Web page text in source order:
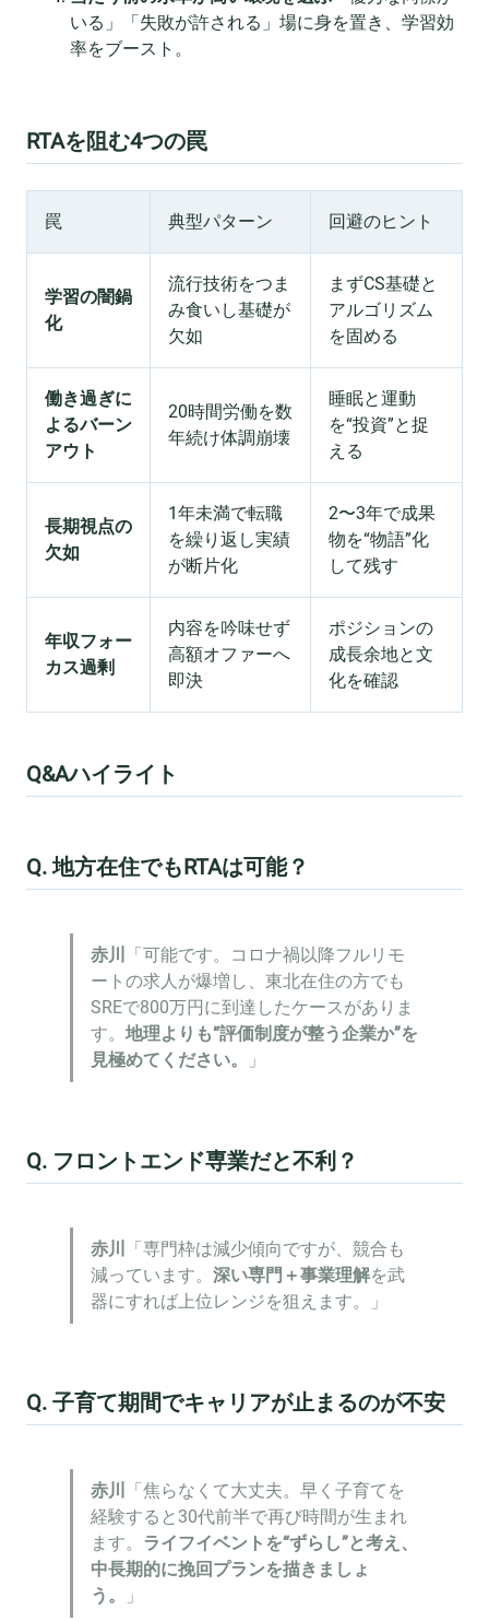
いる」「失敗が許される」場に身を置き、学習効
率をブースト。
RTAを阻む4つの罠
罠 典型パターン 回避のヒント
学習の闇鍋
化
流行技術をつま
み食いし基礎が
欠如
まずCS基礎と
アルゴリズム
を固める
働き過ぎに
よるバーン
アウト
20時間労働を数
年続け体調崩壊
睡眠と運動
を“投資”と捉
える
長期視点の
欠如
1年未満で転職
を繰り返し実績
が断片化
2〜3年で成果
物を“物語”化
して残す
年収フォー
カス過剰
内容を吟味せず
高額オファーへ
即決
ポジションの
成長余地と文
化を確認
Q&Aハイライト
Q. 地方在住でもRTAは可能？
赤川
「可能です。コロナ禍以降フルリモ
ートの求人が爆増し、東北在住の方でも
SREで800万円に到達したケースがありま
す。 地理よりも“評価制度が整う企業か”を
見極めてください。
」
Q. フロントエンド専業だと不利？
赤川
「専門枠は減少傾向ですが、競合も
減っています。 深い専門＋事業理解を武
器にすれば上位レンジを狙えます。」
Q. 子育て期間でキャリアが止まるのが不安
赤川
「焦らなくて大丈夫。早く子育てを
経験すると30代前半で再び時間が生まれ
ます。 ライフイベントを“ずらし”と考え、
中長期的に挽回プランを描きましょ
う。
」